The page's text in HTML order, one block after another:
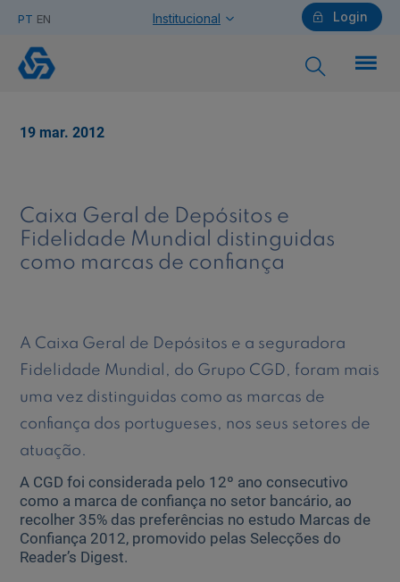
PT EN Login
Institucional
Empresas
Ajuda Empresas
Quero ser cliente:
Aderir ao Caixadirecta Particulares
Aderir ao Caixadirecta Empresas
Links úteis:
Caixa
Geral
e
Fidelidade
marcas
de
Banca
e
os
portugueses
mais
confiam
19 mar. 2012
Caixa Geral de Depósitos e
Fidelidade Mundial distinguidas
como marcas de confiança
A Caixa Geral de Depósitos e a seguradora
Fidelidade Mundial, do Grupo CGD, foram mais
uma vez distinguidas como as marcas de
confiança dos portugueses, nos seus setores de
atuação.
A CGD foi considerada pelo 12º ano consecutivo
como a marca de confiança no setor bancário, ao
recolher 35% das preferências no estudo Marcas de
Confiança 2012, promovido pelas Selecções do
Reader’s Digest.